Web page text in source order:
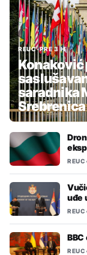
REUC•PRE 3 H
Konaković
saradnika
Srebrenica
REUC
uđe
REUC
REUC